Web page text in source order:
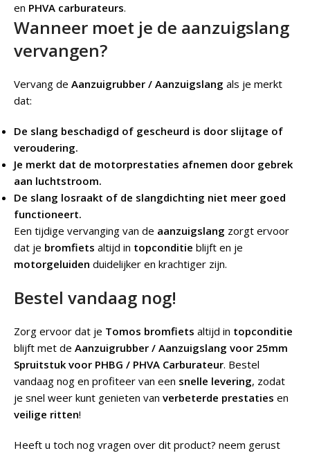
en PHVA carburateurs.
Wanneer moet je de aanzuigslang
vervangen?
Vervang de Aanzuigrubber / Aanzuigslang als je merkt
dat:
De slang beschadigd of gescheurd is door slijtage of
veroudering.
Je merkt dat de motorprestaties afnemen door gebrek
aan luchtstroom.
De slang losraakt of de slangdichting niet meer goed
functioneert.
Een tijdige vervanging van de aanzuigslang zorgt ervoor
dat je bromfiets altijd in topconditie blijft en je
motorgeluiden duidelijker en krachtiger zijn.
Bestel vandaag nog!
Zorg ervoor dat je Tomos bromfiets altijd in topconditie
blijft met de Aanzuigrubber / Aanzuigslang voor 25mm
Spruitstuk voor PHBG / PHVA Carburateur. Bestel
vandaag nog en profiteer van een snelle levering, zodat
je snel weer kunt genieten van verbeterde prestaties en
veilige ritten!
Heeft u toch nog vragen over dit product? neem gerust